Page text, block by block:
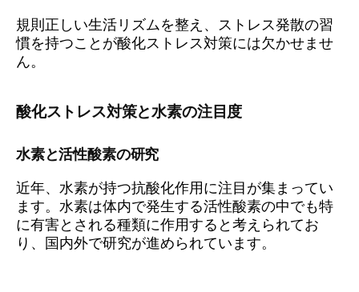
規則正しい生活リズムを整え、ストレス発散の習
慣を持つことが酸化ストレス対策には欠かせませ
ん。
酸化ストレス対策と水素の注目度
水素と活性酸素の研究
近年、水素が持つ抗酸化作用に注目が集まってい
ます。水素は体内で発生する活性酸素の中でも特
に有害とされる種類に作用すると考えられてお
り、国内外で研究が進められています。